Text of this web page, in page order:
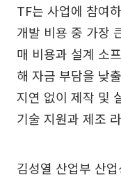
TF는 사업에 참여
개발 비용 중 가장
매 비용과 설계 소
해 자금 부담을 낮
지연 없이 제작 및
기술 지원과 제조
김성열 산업부 산